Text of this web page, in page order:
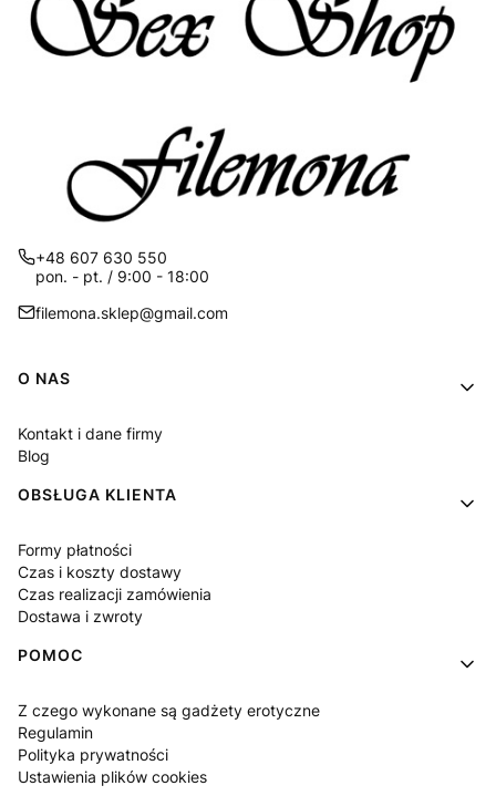
+48 607 630 550
pon. - pt. / 9:00 - 18:00
filemona.sklep@gmail.com
Linki w stopce
O NAS
Kontakt i dane firmy
Blog
OBSŁUGA KLIENTA
Formy płatności
Czas i koszty dostawy
Czas realizacji zamówienia
Dostawa i zwroty
POMOC
Z czego wykonane są gadżety erotyczne
Regulamin
Polityka prywatności
Ustawienia plików cookies